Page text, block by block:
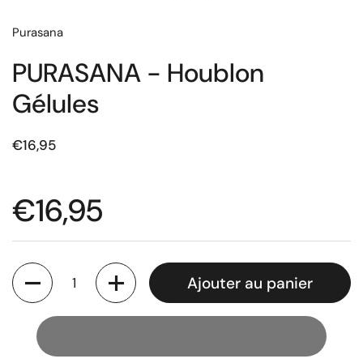
Purasana
PURASANA - Houblon
Gélules
€16,95
€16,95
Quantité
Ajouter au panier